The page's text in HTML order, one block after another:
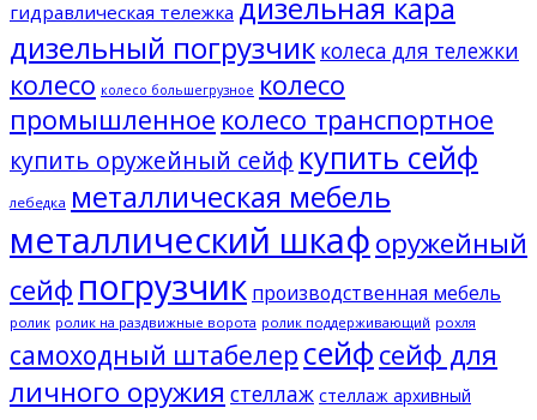
гидравлическая тележка
дизельный погрузчик колеса для тележки
колесо колесо большегрузное колесо
промышленное колесо транспортное
купить оружейный сейф купить сейф
лебедка металлическая мебель
металлический шкафоружейный
сейф погрузчик производственная мебель
ролик ролик на раздвижные ворота ролик поддерживающий рохля
самоходный штабелер сейфсейф для
личного оружия стеллаж стеллаж архивный